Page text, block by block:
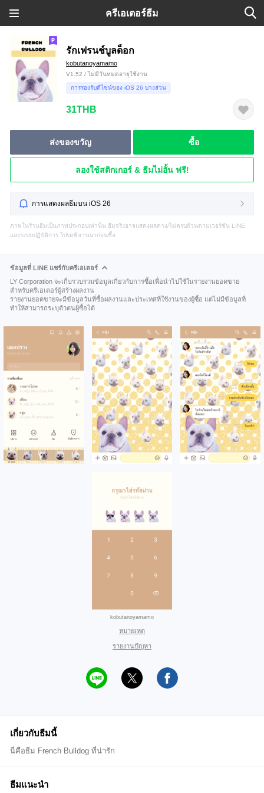
ครีเอเตอร์ธีม
รักเฟรนช์บูลด็อก
kobutanoyamamo
V1.52 / ไม่มีวันหมดอายุใช้งาน
การรองรับดีไซน์ของ iOS 26 บางส่วน
31THB
ส่งของขวัญ ซื้อ
ลองใช้สติกเกอร์ & ธีมไม่อั้น ฟรี!
การแสดงผลธีมบน iOS 26
ภาพในร้านธีมเป็นภาพประกอบเท่านั้น ธีมจริงอาจแสดงผลต่าง/ไม่ครบถ้วนตามเวอร์ชัน LINE
และระบบปฏิบัติการ โปรดพิจารณาก่อนซื้อ
ข้อมูลที่ LINE แชร์กับครีเอเตอร์
LY Corporation จะเก็บรวบรวมข้อมูลเกี่ยวกับการซื้อเพื่อนำไปใช้ในรายงานยอดขาย
สำหรับครีเอเตอร์ผู้สร้างผลงาน
รายงานยอดขายจะมีข้อมูลวันที่ซื้อผลงานและประเทศที่ใช้งานของผู้ซื้อ แต่ไม่มีข้อมูลที่
ทำให้สามารถระบุตัวตนผู้ซื้อได้
kobutanoyamamo
หมายเหตุ
รายงานปัญหา
เกี่ยวกับธีมนี้
นี่คือธีม French Bulldog ที่น่ารัก
ธีมแนะนำ